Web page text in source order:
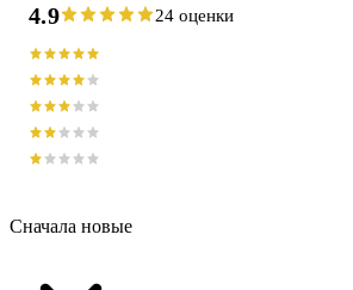
4.9 24 оценки
Сначала новые